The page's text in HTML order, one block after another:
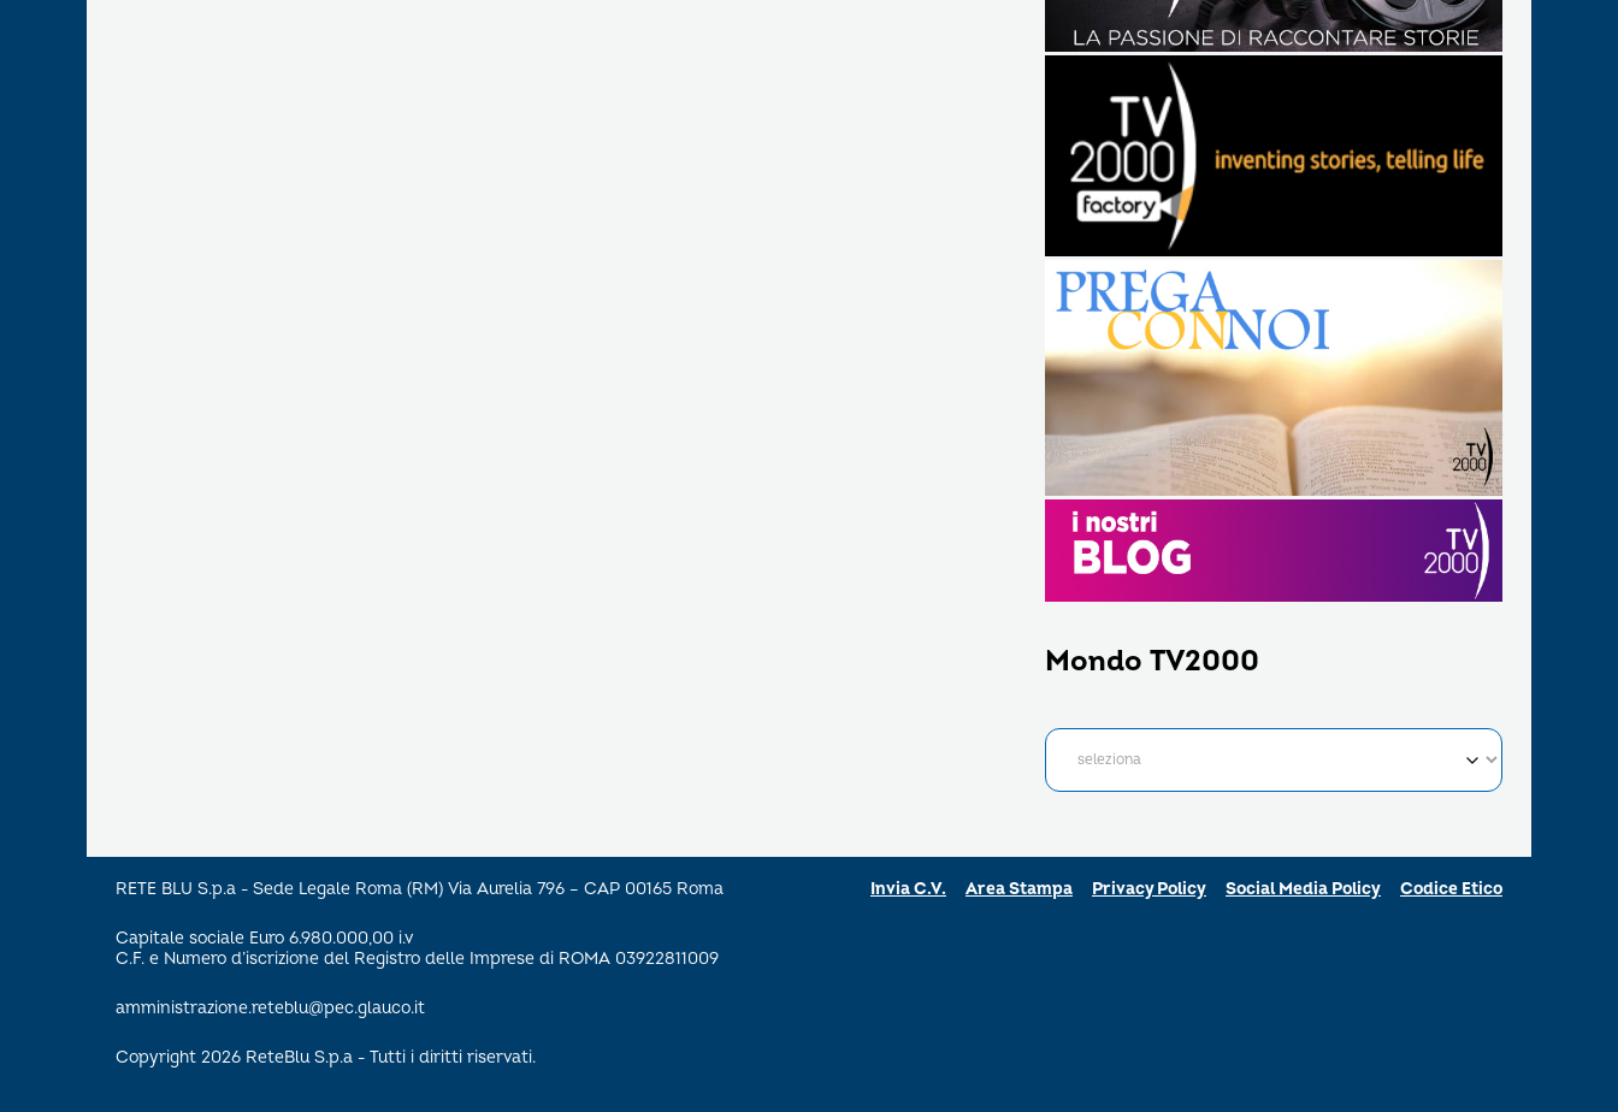
Mondo TV2000
RETE BLU S.p.a - Sede Legale Roma (RM) Via Aurelia 796 – CAP 00165 Roma
Capitale sociale Euro 6.980.000,00 i.v
C.F. e Numero d’iscrizione del Registro delle Imprese di ROMA 03922811009
amministrazione.reteblu@pec.glauco.it
Copyright 2026 ReteBlu S.p.a - Tutti i diritti riservati.
Invia C.V. Area Stampa Privacy Policy Social Media Policy Codice Etico